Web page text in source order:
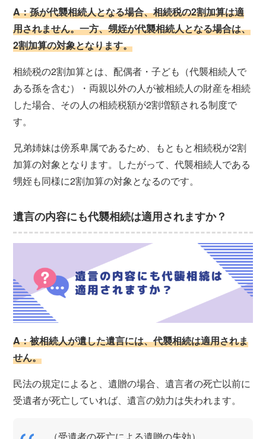
A：孫が代襲相続人となる場合、相続税の2割加算は適
用されません。一方、甥姪が代襲相続人となる場合は、
2割加算の対象となります。
相続税の2割加算とは、配偶者・子ども（代襲相続人で
ある孫を含む）・両親以外の人が被相続人の財産を相続
した場合、その人の相続税額が2割増額される制度で
す。
兄弟姉妹は傍系卑属であるため、もともと相続税が2割
加算の対象となります。したがって、代襲相続人である
甥姪も同様に2割加算の対象となるのです。
遺言の内容にも代襲相続は適用されますか？
A：被相続人が遺した遺言には、代襲相続は適用されま
せん。
民法の規定によると、遺贈の場合、遺言者の死亡以前に
受遺者が死亡していれば、遺言の効力は失われます。